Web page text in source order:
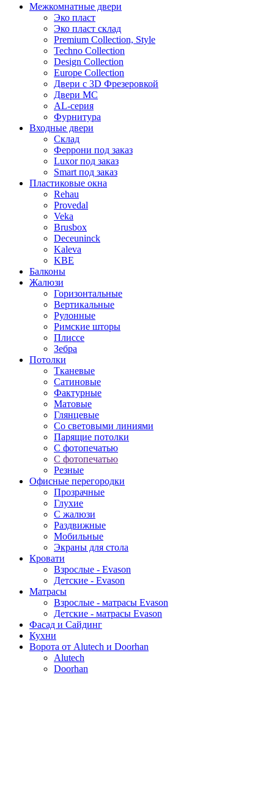
Межкомнатные двери
Эко пласт
Эко пласт склад
Premium Collection, Style
Techno Collection
Design Collection
Europe Collection
Двери с 3D Фрезеровкой
Двери МС
AL-серия
Фурнитура
Входные двери
Склад
Феррони под заказ
Luxor под заказ
Smart под заказ
Пластиковые окна
Rehau
Provedal
Veka
Brusbox
Deceuninck
Kaleva
KBE
Балконы
Жалюзи
Горизонтальные
Вертикальные
Рулонные
Римские шторы
Плиссе
Зебра
Потолки
Тканевые
Сатиновые
Фактурные
Матовые
Глянцевые
Со световыми линиями
Парящие потолки
С фотопечатью
С фотопечатью
Резные
Офисные перегородки
Прозрачные
Глухие
С жалюзи
Раздвижные
Мобильные
Экраны для стола
Кровати
Взрослые - Evason
Детские - Evason
Матрасы
Взрослые - матрасы Evason
Детские - матрасы Evason
Фасад и Сайдинг
Кухни
Ворота от Alutech и Doorhan
Alutech
Doorhan